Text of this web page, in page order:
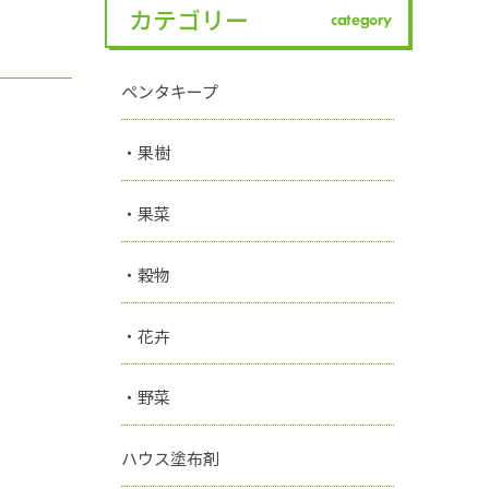
カテゴリー category
ペンタキープ
・果樹
・果菜
・穀物
・花卉
・野菜
ハウス塗布剤